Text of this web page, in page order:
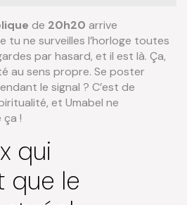
de 20h20 arrive
tu ne surveilles l’horloge toutes
par hasard, et il est là. Ça,
au sens propre. Se poster
le signal ? C’est de
et Umabel ne
!
qui
que le